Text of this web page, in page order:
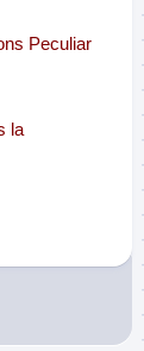
Peculiar
la